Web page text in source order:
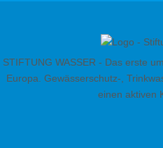
STIFTUNG WASSER - Das erste
Europa. Gewässerschutz-,
einen aktiven